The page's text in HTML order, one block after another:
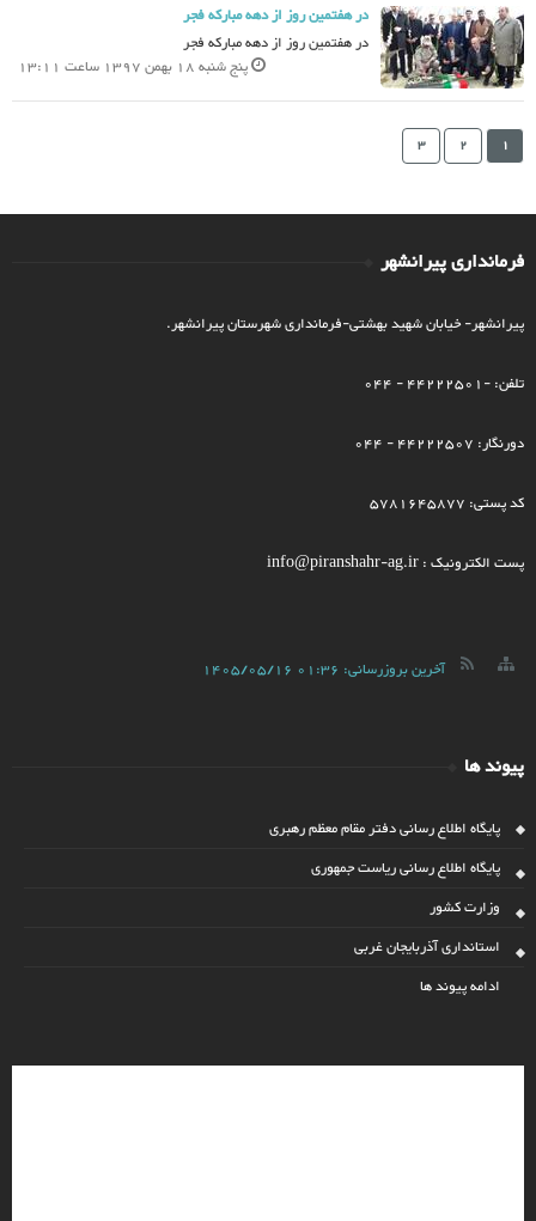
در هفتمین روز از دهه مبارکه فجر
در هفتمین روز از دهه مبارکه فجر
پنج شنبه 18 بهمن 1397 ساعت 13:11
1
2
3
فرمانداری پیرانشهر
پیرانشهر- خیابان شهید بهشتی-فرمانداری شهرستان پیرانشهر.
تلفن: -44222501 - 044
دورنگار: 44222507 - 044
کد پستی: 5781645877
پست الکترونیک : info@piranshahr-ag.ir
آخرین بروزرسانی: 1405/05/16 01:36
پیوند ها
پایگاه اطلاع رسانی دفتر مقام معظم رهبری
پایگاه اطلاع رسانی ریاست جمهوری
وزارت کشور
استانداری آذربایجان غربی
ادامه پیوند ها